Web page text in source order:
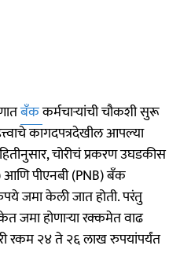
बँककर्मचाऱ्यांची चौकशी सुरू
कागदपत्रदेखील आपल्या
चोरीचं प्रकरण उघडकीस
आणि पीएनबी (PNB) बँक
जमा केली जात होती. परंतु
जमा होणाऱ्या रक्कमेत वाढ
रकम २४ ते २६ लाख रुपयांपर्यंत